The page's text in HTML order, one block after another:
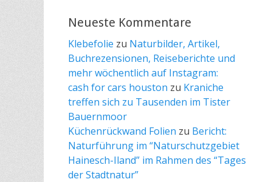
Neueste Kommentare
Klebefolie zu Naturbilder, Artikel,
Buchrezensionen, Reiseberichte und
mehr wöchentlich auf Instagram:
cash for cars houston zu Kraniche
treffen sich zu Tausenden im Tister
Bauernmoor
Küchenrückwand Folien zu Bericht:
Naturführung im “Naturschutzgebiet
Hainesch-Iland” im Rahmen des “Tages
der Stadtnatur”